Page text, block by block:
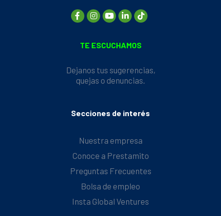
TE ESCUCHAMOS
Dejanos tus sugerencias,
quejas o denuncias.
Secciones de interés
Nuestra empresa
Conoce a Prestamito
Preguntas Frecuentes
Bolsa de empleo
Insta Global Ventures